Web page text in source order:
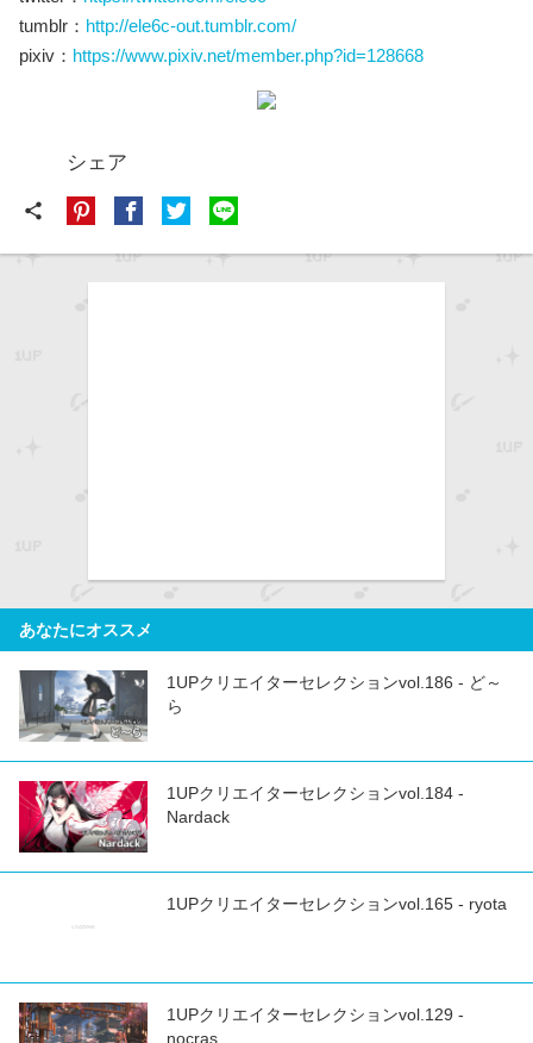
tumblr： http://ele6c-out.tumblr.com/
pixiv： https://www.pixiv.net/member.php?id=128668
シェア
share
あなたにオススメ
1UPクリエイターセレクションvol.186 - ど～
ら
1UPクリエイターセレクションvol.184 -
Nardack
1UPクリエイターセレクションvol.165 - ryota
1UPクリエイターセレクションvol.129 -
nocras